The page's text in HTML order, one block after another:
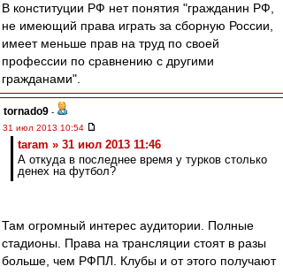
В конституции РФ нет понятия "гражданин РФ,
не имеющий права играть за сборную России,
имеет меньше прав на труд по своей
профессии по сравнению с другими
гражданами".
tornado9 -
31 июл 2013 10:54
taram » 31 июл 2013 11:46
А откуда в последнее время у турков столько
денех на футбол?
Там огромный интерес аудитории. Полные
стадионы. Права на трансляции стоят в разы
больше, чем РФПЛ. Клубы и от этого получают